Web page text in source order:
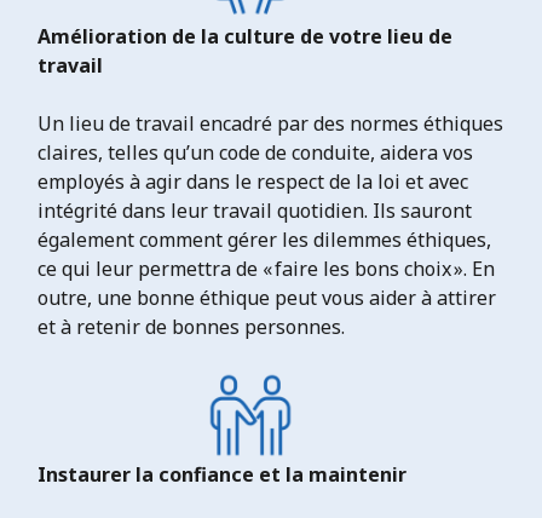
Amélioration de la culture de votre lieu de
travail
Un lieu de travail encadré par des normes éthiques
claires, telles qu’un code de conduite, aidera vos
employés à agir dans le respect de la loi et avec
intégrité dans leur travail quotidien. Ils sauront
également comment gérer les dilemmes éthiques,
ce qui leur permettra de « faire les bons choix ». En
outre, une bonne éthique peut vous aider à attirer
et à retenir de bonnes personnes.
Instaurer la confiance et la maintenir